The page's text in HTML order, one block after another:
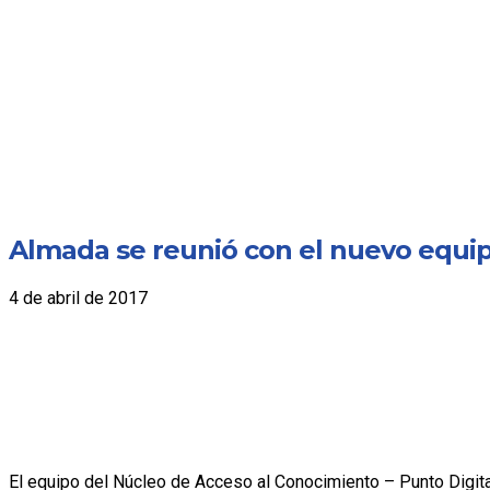
Almada se reunió con el nuevo
4 de abril de 2017
El equipo del Núcleo de Acceso al Conocimiento – Punto